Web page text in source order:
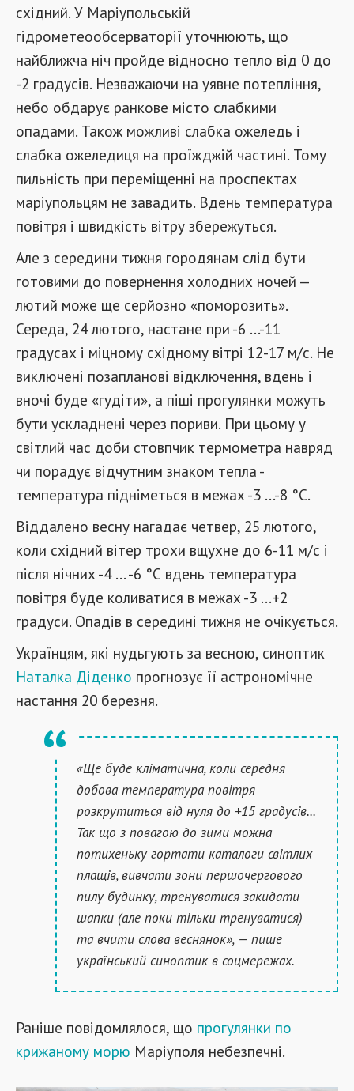
східний. У Маріупольській
гідрометеообсерваторії уточнюють, що
найближча ніч пройде відносно тепло від 0 до
-2 градусів. Незважаючи на уявне потепління,
небо обдарує ранкове місто слабкими
опадами. Також можливі слабка ожеледь і
слабка ожеледиця на проїжджій частині. Тому
пильність при переміщенні на проспектах
маріупольцям не завадить. Вдень температура
повітря і швидкість вітру збережуться.
Але з середини тижня городянам слід бути
готовими до повернення холодних ночей —
лютий може ще серйозно «поморозить».
Середа, 24 лютого, настане при -6 ...-11
градусах і міцному східному вітрі 12-17 м/с. Не
виключені позапланові відключення, вдень і
вночі буде «гудіти», а піші прогулянки можуть
бути ускладнені через пориви. При цьому у
світлий час доби стовпчик термометра навряд
чи порадує відчутним знаком тепла -
температура підніметься в межах -3 ...-8 °С.
Віддалено весну нагадає четвер, 25 лютого,
коли східний вітер трохи вщухне до 6-11 м/с і
після нічних -4 ... -6 °С вдень температура
повітря буде коливатися в межах -3 ...+2
градуси. Опадів в середині тижня не очікується.
Українцям, які нудьгують за весною, синоптик
Наталка Діденко прогнозує її астрономічне
настання 20 березня.
«Ще буде кліматична, коли середня
добова температура повітря
розкрутиться від нуля до +15 градусів...
Так що з повагою до зими можна
потихеньку гортати каталоги світлих
плащів, вивчати зони першочергового
пилу будинку, тренуватися закидати
шапки (але поки тільки тренуватися)
та вчити слова веснянок», — пише
український синоптик в соцмережах.
Раніше повідомлялося, що прогулянки по
крижаному морю Маріуполя небезпечні.